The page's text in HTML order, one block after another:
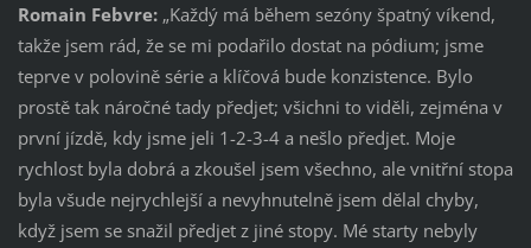
Romain Febvre:„Každý má během sezóny špatný víkend,
takže jsem rád, že se mi podařilo dostat na pódium; jsme
teprve v polovině série a klíčová bude konzistence. Bylo
prostě tak náročné tady předjet; všichni to viděli, zejména v
první jízdě, kdy jsme jeli 1-2-3-4 a nešlo předjet. Moje
rychlost byla dobrá a zkoušel jsem všechno, ale vnitřní stopa
byla všude nejrychlejší a nevyhnutelně jsem dělal chyby,
když jsem se snažil předjet z jiné stopy. Mé starty nebyly